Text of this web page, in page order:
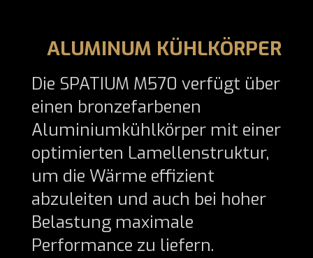
ALUMINUM KÜHLKÖRPER
Die SPATIUM M570 verfügt über
einen bronzefarbenen
Aluminiumkühlkörper mit einer
optimierten Lamellenstruktur,
um die Wärme effizient
abzuleiten und auch bei hoher
Belastung maximale
Performance zu liefern.